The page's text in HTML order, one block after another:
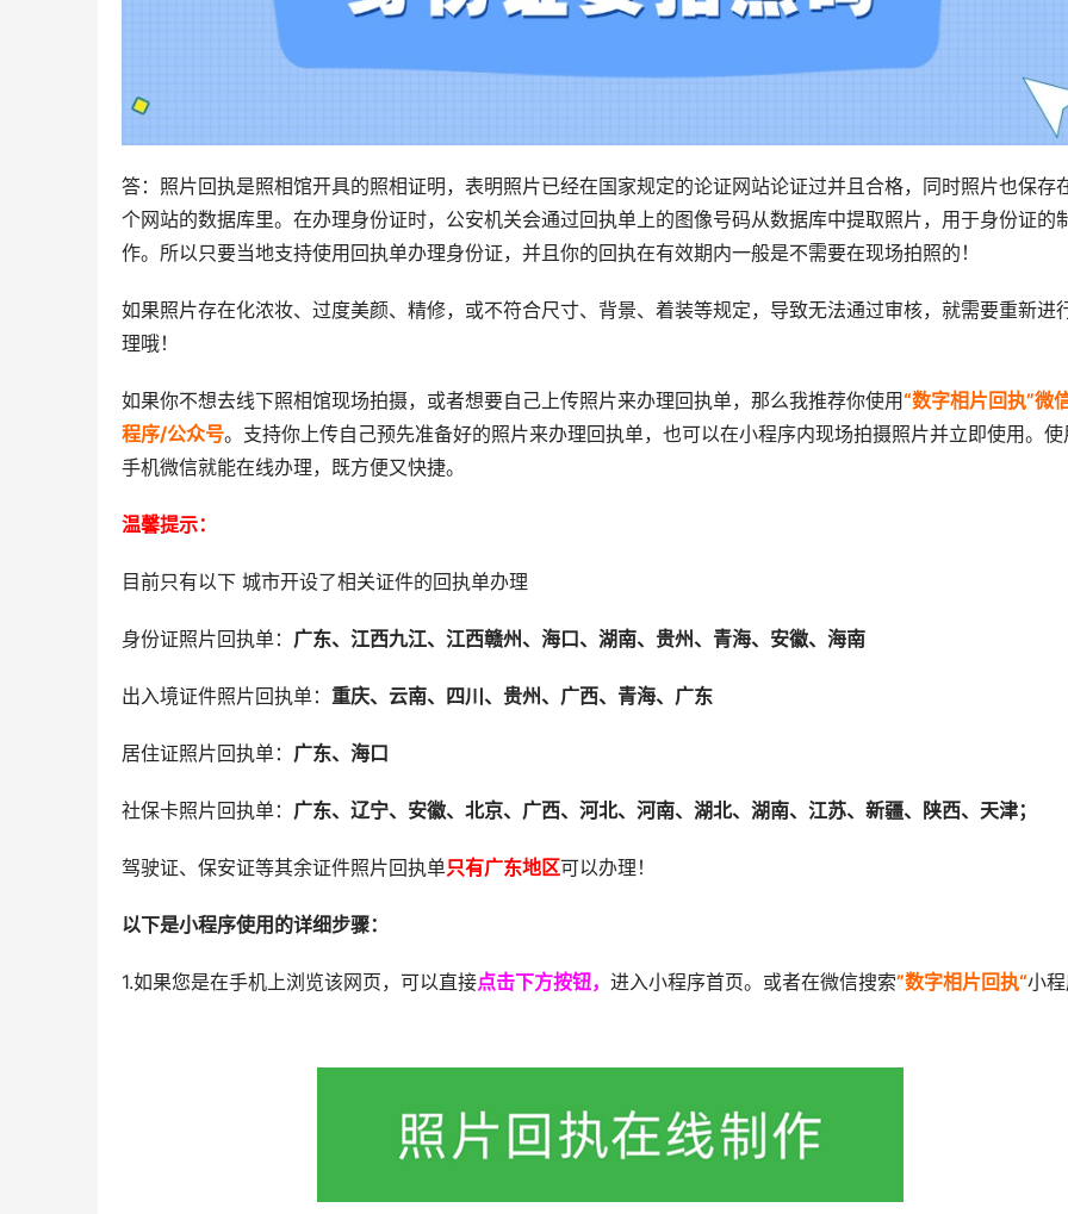
答：照片回执是照相馆开具的照相证明，表明照片已经在国家规定的论证网站论证过并且合格，同时照片也保存
个网站的数据库里。在办理身份证时，公安机关会通过回执单上的图像号码从数据库中提取照片，用于身份证的
作。所以只要当地支持使用回执单办理身份证，并且你的回执在有效期内一般是不需要在现场拍照的！
如果照片存在化浓妆、过度美颜、精修，或不符合尺寸、背景、着装等规定，导致无法通过审核，就需要重新进
理哦！
如果你不想去线下照相馆现场拍摄，或者想要自己上传照片来办理回执单，那么我推荐你使用“数字相片回执”微
程序/公众号。支持你上传自己预先准备好的照片来办理回执单，也可以在小程序内现场拍摄照片并立即使用。使
手机微信就能在线办理，既方便又快捷。
温馨提示：
目前只有以下 城市开设了相关证件的回执单办理
身份证照片回执单： 广东、 江西九江、江西赣州、海口、湖南、贵州、青海、安徽、海南
出入境证件照片回执单： 重庆、云南、四川、贵州、广西、青海、广东
居住证照片回执单： 广东、海口
社保卡照片回执单： 广东、辽宁、安徽、北京、广西、河北、河南、湖北、湖南、江苏、新疆、陕西、天津；
驾驶证、保安证等其余证件照片回执单只有广东地区可以办理！
以下是小程序使用的详细步骤：
1.如果您是在手机上浏览该网页，可以直接点击下方按钮， 进入小程序首页。或者在微信搜索”数字相片回执“小